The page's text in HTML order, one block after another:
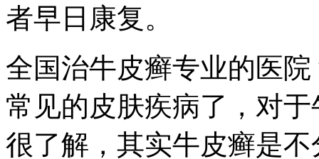
者早日康复。
全国治牛皮癣专业的医
常见的皮肤疾病了，对
很了解，其实牛皮癣是